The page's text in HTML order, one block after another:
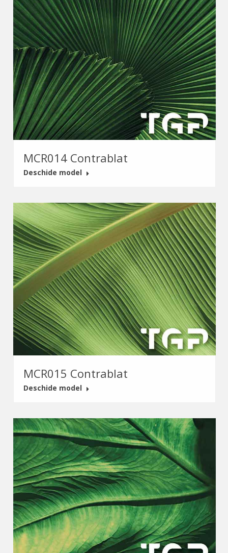
MCR014 Contrablat
Deschide model
MCR015 Contrablat
Deschide model